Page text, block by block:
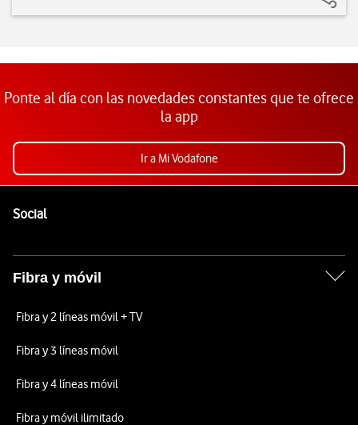
Ponte al día con las novedades constantes que te ofrece
la app
Ir a Mi Vodafone
SocialEnlaces a las redes sociales de Vodafone
Fibra y móvil
Fibra y 2 líneas móvil + TV
Fibra y 3 líneas móvil
Fibra y 4 líneas móvil
Fibra y móvil ilimitado